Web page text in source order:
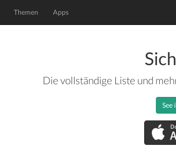
Themen Apps
Die vollständige Liste und
See